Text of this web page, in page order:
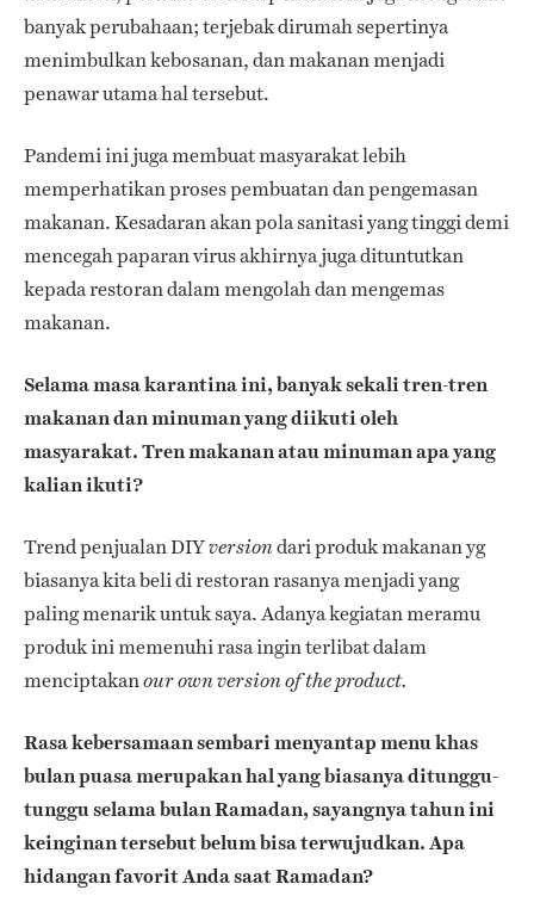
banyak perubahaan; terjebak dirumah sepertinya
menimbulkan kebosanan, dan makanan menjadi
penawar utama hal tersebut.
Pandemi ini juga membuat masyarakat lebih
memperhatikan proses pembuatan dan pengemasan
makanan. Kesadaran akan pola sanitasi yang tinggi demi
mencegah paparan virus akhirnya juga dituntutkan
kepada restoran dalam mengolah dan mengemas
makanan.
Selama masa karantina ini, banyak sekali tren-tren
makanan dan minuman yang diikuti oleh
masyarakat. Tren makanan atau minuman apa yang
kalian ikuti?
Trend penjualan DIYversiondari produk makanan yg
biasanya kita beli di restoran rasanya menjadi yang
paling menarik untuk saya. Adanya kegiatan meramu
produk ini memenuhi rasa ingin terlibat dalam
menciptakanour own version of the product.
Rasa kebersamaan sembari menyantap menu khas
bulan puasa merupakan hal yang biasanya ditunggu-
tunggu selama bulan Ramadan, sayangnya tahun ini
keinginan tersebut belum bisa terwujudkan. Apa
hidangan favorit Anda saat Ramadan?